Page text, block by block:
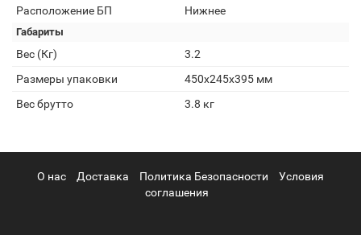
Расположение БП
Нижнее
Габариты
Вес (Кг)
3.2
Размеры упаковки
450х245х395 мм
Вес брутто
3.8 кг
О нас Доставка Политика Безопасности
Условия
соглашения